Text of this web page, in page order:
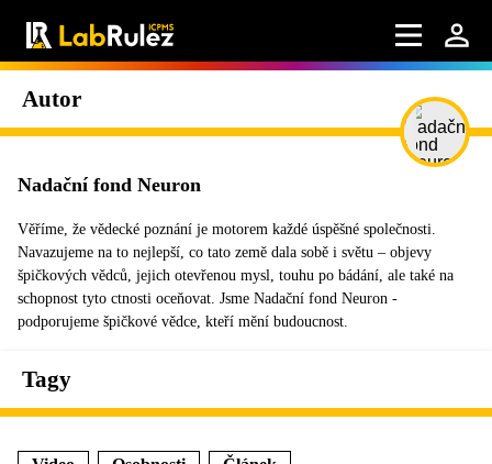
Autor
Nadační fond Neuron
Věříme, že vědecké poznání je motorem každé úspěšné společnosti.
Navazujeme na to nejlepší, co tato země dala sobě i světu – objevy
špičkových vědců, jejich otevřenou mysl, touhu po bádání, ale také na
schopnost tyto ctnosti oceňovat. Jsme Nadační fond Neuron -
podporujeme špičkové vědce, kteří mění budoucnost.
Tagy